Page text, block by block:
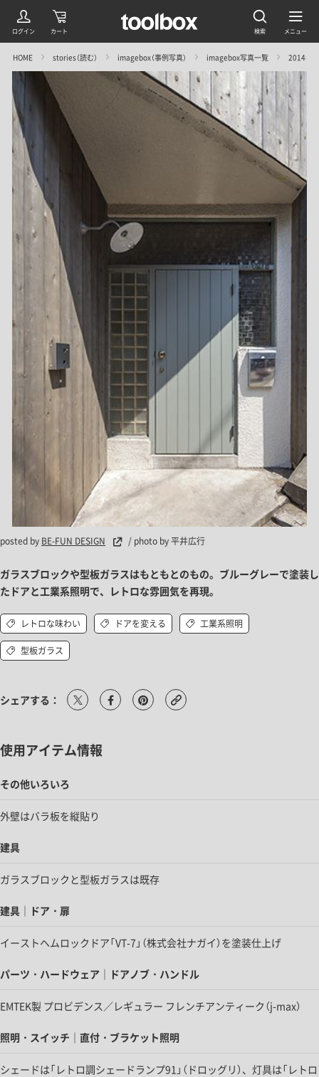
HOME stories（読む） imagebox（事例写真） imagebox写真一覧 2014年
posted by BE-FUN DESIGN / photo by 平井広行
ガラスブロックや型板ガラスはもともとのもの。ブルーグレーで塗装し
たドアと工業系照明で、レトロな雰囲気を再現。
レトロな味わい ドアを変える 工業系照明
型板ガラス
シェアする：
使用アイテム情報
その他いろいろ
外壁はバラ板を縦貼り
建具
ガラスブロックと型板ガラスは既存
建具｜ドア・扉
イーストヘムロックドア「VT-7」（株式会社ナガイ）を塗装仕上げ
パーツ・ハードウェア｜ドアノブ・ハンドル
EMTEK製 プロビデンス／レギュラー フレンチアンティーク（j-max）
照明・スイッチ｜直付・ブラケット照明
シェードは「レトロ調シェードランプ91」（ドロッグリ）、灯具は「レトロ